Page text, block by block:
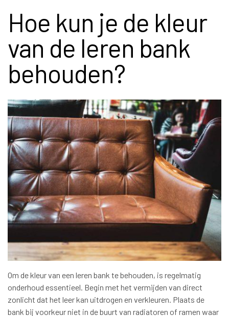
Hoe kun je de kleur
van de leren bank
behouden?
Om de kleur van een leren bank te behouden, is regelmatig
onderhoud essentieel. Begin met het vermijden van direct
zonlicht dat het leer kan uitdrogen en verkleuren. Plaats de
bank bij voorkeur niet in de buurt van radiatoren of ramen waar